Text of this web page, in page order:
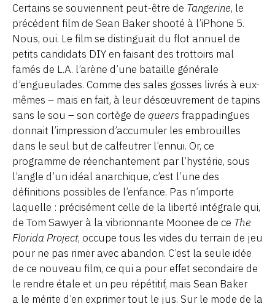
Certains se souviennent peut-être de Tangerine, le
précédent film de Sean Baker shooté à l’iPhone 5.
Nous, oui. Le film se distinguait du flot annuel de
petits candidats DIY en faisant des trottoirs mal
famés de L.A. l’arène d’une bataille générale
d’engueulades. Comme des sales gosses livrés à eux-
mêmes – mais en fait, à leur désœuvrement de tapins
sans le sou – son cortège de queers frappadingues
donnait l’impression d’accumuler les embrouilles
dans le seul but de calfeutrer l’ennui. Or, ce
programme de réenchantement par l’hystérie, sous
l’angle d’un idéal anarchique, c’est l’une des
définitions possibles de l’enfance. Pas n’importe
laquelle : précisément celle de la liberté intégrale qui,
de Tom Sawyer à la vibrionnante Moonee de ce The
Florida Project, occupe tous les vides du terrain de jeu
pour ne pas rimer avec abandon. C’est la seule idée
de ce nouveau film, ce qui a pour effet secondaire de
le rendre étale et un peu répétitif, mais Sean Baker
a le mérite d’en exprimer tout le jus. Sur le mode de la